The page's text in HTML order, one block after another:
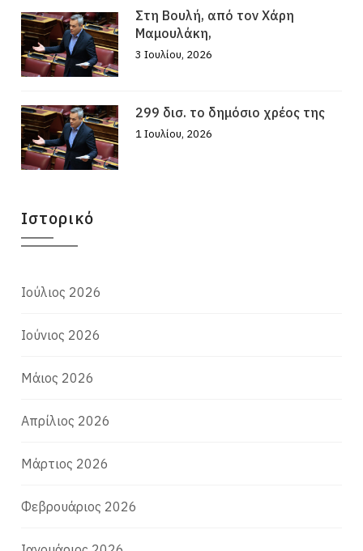
Στη Βουλή, από τον Χάρη
Μαμουλάκη,
3 Ιουλίου, 2026
299 δισ. το δημόσιο χρέος της
1 Ιουλίου, 2026
Ιστορικό
Ιούλιος 2026
Ιούνιος 2026
Μάιος 2026
Απρίλιος 2026
Μάρτιος 2026
Φεβρουάριος 2026